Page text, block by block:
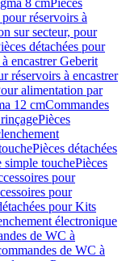
8 cmPièces
réservoirs à
sur secteur, pour
détachées pour
encastrer Geberit
réservoirs à encastrer
alimentation par
12 cmCommandes
Pièces
Pièces détachées
simple touchePièces
pour
pour
pour Kits
électronique
de WC à
de WC à